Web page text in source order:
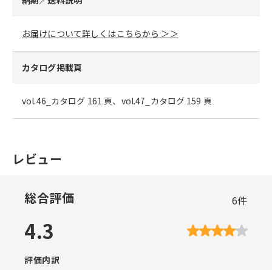
お届けについて詳しくはこちらから ＞＞
カタログ掲載頁
vol.46_カタログ 161 頁、vol.47_カタログ 159 頁
レビュー
総合評価 6件
4.3
評価内訳